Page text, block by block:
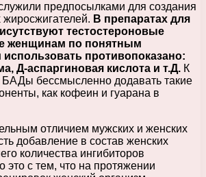
предпосылками для создания
В препаратах для
тестостероновые
женщинам по понятным
использовать противопоказано:
Д-аспаргиновая кислота и т.Д. К
бессмысленно додавать такие
как кофеин и гуарана в
отличием мужских и женских
добавление в состав женских
количества ингибиторов
это с тем, что на протяжении